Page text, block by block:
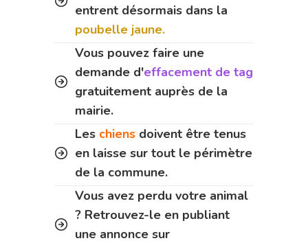
entrent désormais dans la
poubelle jaune.
Vous pouvez faire une
demande d'effacement de tag
gratuitement auprès de la
mairie.
Les chiens doivent être tenus
en laisse sur tout le périmètre
de la commune.
Vous avez perdu votre animal
? Retrouvez-le en publiant
une annonce sur